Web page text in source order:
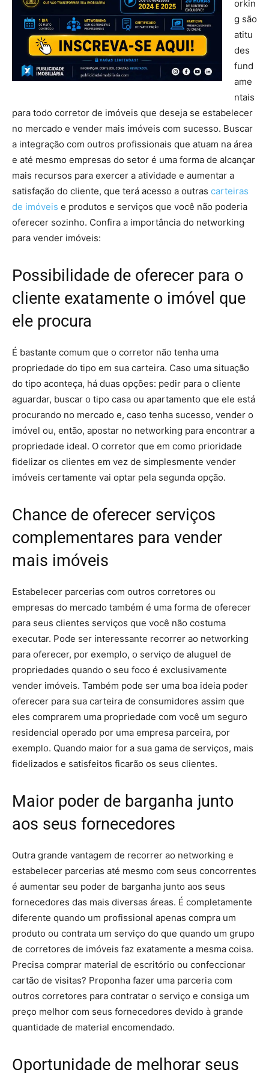
orkin
g são
atitu
des
fund
ame
ntais
para todo corretor de imóveis que deseja se estabelecer
no mercado e vender mais imóveis com sucesso. Buscar
a integração com outros profissionais que atuam na área
e até mesmo empresas do setor é uma forma de alcançar
mais recursos para exercer a atividade e aumentar a
satisfação do cliente, que terá acesso a outras carteiras
de imóveis e produtos e serviços que você não poderia
oferecer sozinho. Confira a importância do networking
para vender imóveis:
Possibilidade de oferecer para o
cliente exatamente o imóvel que
ele procura
É bastante comum que o corretor não tenha uma
propriedade do tipo em sua carteira. Caso uma situação
do tipo aconteça, há duas opções: pedir para o cliente
aguardar, buscar o tipo casa ou apartamento que ele está
procurando no mercado e, caso tenha sucesso, vender o
imóvel ou, então, apostar no networking para encontrar a
propriedade ideal. O corretor que em como prioridade
fidelizar os clientes em vez de simplesmente vender
imóveis certamente vai optar pela segunda opção.
Chance de oferecer serviços
complementares para vender
mais imóveis
Estabelecer parcerias com outros corretores ou
empresas do mercado também é uma forma de oferecer
para seus clientes serviços que você não costuma
executar. Pode ser interessante recorrer ao networking
para oferecer, por exemplo, o serviço de aluguel de
propriedades quando o seu foco é exclusivamente
vender imóveis. Também pode ser uma boa ideia poder
oferecer para sua carteira de consumidores assim que
eles comprarem uma propriedade com você um seguro
residencial operado por uma empresa parceira, por
exemplo. Quando maior for a sua gama de serviços, mais
fidelizados e satisfeitos ficarão os seus clientes.
Maior poder de barganha junto
aos seus fornecedores
Outra grande vantagem de recorrer ao networking e
estabelecer parcerias até mesmo com seus concorrentes
é aumentar seu poder de barganha junto aos seus
fornecedores das mais diversas áreas. É completamente
diferente quando um profissional apenas compra um
produto ou contrata um serviço do que quando um grupo
de corretores de imóveis faz exatamente a mesma coisa.
Precisa comprar material de escritório ou confeccionar
cartão de visitas? Proponha fazer uma parceria com
outros corretores para contratar o serviço e consiga um
preço melhor com seus fornecedores devido à grande
quantidade de material encomendado.
Oportunidade de melhorar seus